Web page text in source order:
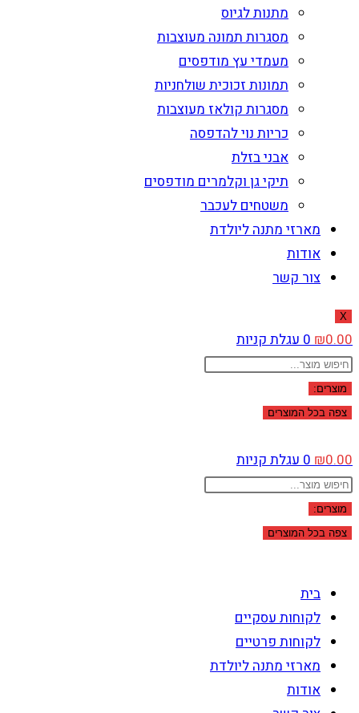
מתנות לגיוס
מסגרות תמונה מעוצבות
מעמדי עץ מודפסים
תמונות זכוכית שולחניות
מסגרות קולאז מעוצבות
כריות נוי להדפסה
אבני בזלת
תיקי גן וקלמרים מודפסים
משטחים לעכבר
מארזי מתנה ליולדת
אודות
צור קשר
X
₪0.00
0עגלת קניות
Search
...מוצרים:
צפה בכל המוצרים
₪0.00
0עגלת קניות
Search
...מוצרים:
צפה בכל המוצרים
בית
לקוחות עסקיים
לקוחות פרטיים
מארזי מתנה ליולדת
אודות